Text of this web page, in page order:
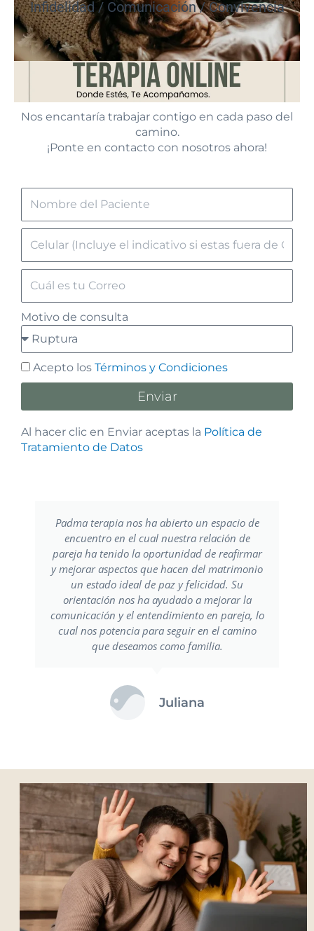
Infidelidad / Comunicación / Convivencia
Padma terapia nos ha abierto un espacio de
encuentro en el cual nuestra relación de
pareja ha tenido la oportunidad de reafirmar
y mejorar aspectos que hacen del matrimonio
un estado ideal de paz y felicidad. Su
orientación nos ha ayudado a mejorar la
comunicación y el entendimiento en pareja, lo
cual nos potencia para seguir en el camino
que deseamos como familia.
Juliana
Nos encantaría trabajar contigo en cada paso del
camino.
¡Ponte en contacto con nosotros ahora!
Motivo de consulta
Acepto los Términos y Condiciones
Enviar
Al hacer clic en Enviar aceptas la Política de
Tratamiento de Datos